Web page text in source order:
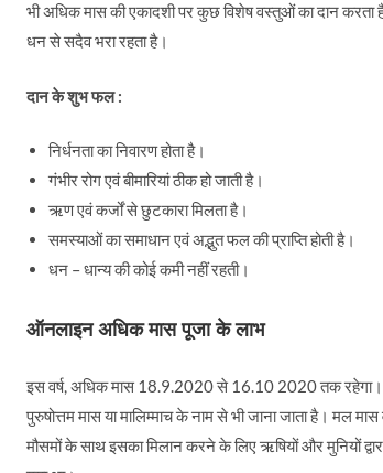
भी अधिक मास की एकादशी पर कुछ विशेष वस्तुओं का दान करता
धन से सदैव भरा रहता है।
दान के शुभ फल :
निर्धनता का निवारण होता है।
गंभीर रोग एवं बीमारियां ठीक हो जाती है।
ऋण एवं कर्जों से छुटकारा मिलता है।
समस्याओं का समाधान एवं अद्भुत फल की प्राप्ति होती है।
धन – धान्य की कोई कमी नहीं रहती।
ऑनलाइन अधिक मास पूजा के लाभ
इस वर्ष, अधिक मास 18.9.2020 से 16.10 2020 तक रहेगा।
पुरुषोत्तम मास या मालिम्माच के नाम से भी जाना जाता है। मल
मौसमों के साथ इसका मिलान करने के लिए ऋषियों और मुनियों